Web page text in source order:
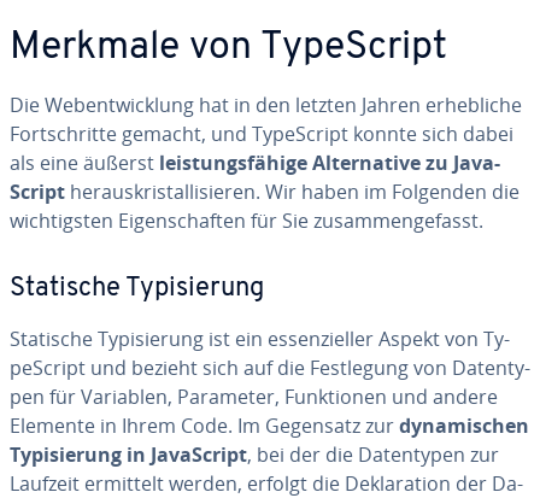
Merkmale von Ty­pe­Script
Die Web­ent­wick­lung hat in den letzten Jahren er­heb­li­che
Fort­schrit­te gemacht, und Ty­pe­Script konnte sich dabei
als eine äußerst leis­tungs­fä­hi­ge Al­ter­na­ti­ve zu Ja­va­
Script her­aus­kris­tal­li­sie­ren. Wir haben im Folgenden die
wich­tigs­ten Ei­gen­schaf­ten für Sie zu­sam­men­ge­fasst.
Statische Ty­pi­sie­rung
Statische Ty­pi­sie­rung ist ein es­sen­zi­el­ler Aspekt von Ty­
pe­Script und bezieht sich auf die Fest­le­gung von Da­ten­ty­
pen für Variablen, Parameter, Funk­tio­nen und andere
Elemente in Ihrem Code. Im Gegensatz zurdy­na­mi­schen
Ty­pi­sie­rung in Ja­va­Script, bei der die Da­ten­ty­pen zur
Laufzeit ermittelt werden, erfolgt die De­kla­ra­ti­on der Da­